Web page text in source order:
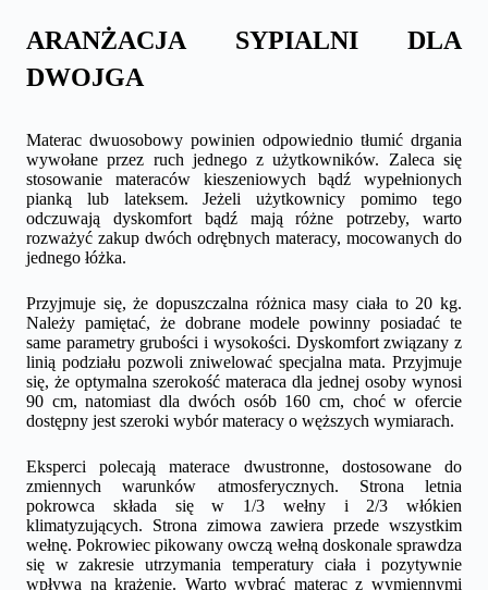
ARANŻACJA SYPIALNI DLA
DWOJGA
Materac dwuosobowy powinien odpowiednio tłumić drgania
wywołane przez ruch jednego z użytkowników. Zaleca się
stosowanie materaców kieszeniowych bądź wypełnionych
pianką lub lateksem. Jeżeli użytkownicy pomimo tego
odczuwają dyskomfort bądź mają różne potrzeby, warto
rozważyć zakup dwóch odrębnych materacy, mocowanych do
jednego łóżka.
Przyjmuje się, że dopuszczalna różnica masy ciała to 20 kg.
Należy pamiętać, że dobrane modele powinny posiadać te
same parametry grubości i wysokości. Dyskomfort związany z
linią podziału pozwoli zniwelować specjalna mata. Przyjmuje
się, że optymalna szerokość materaca dla jednej osoby wynosi
90 cm, natomiast dla dwóch osób 160 cm, choć w ofercie
dostępny jest szeroki wybór materacy o węższych wymiarach.
Eksperci polecają materace dwustronne, dostosowane do
zmiennych warunków atmosferycznych. Strona letnia
pokrowca składa się w 1/3 wełny i 2/3 włókien
klimatyzujących. Strona zimowa zawiera przede wszystkim
wełnę. Pokrowiec pikowany owczą wełną doskonale sprawdza
się w zakresie utrzymania temperatury ciała i pozytywnie
wpływa na krążenie. Warto wybrać materac z wymiennymi